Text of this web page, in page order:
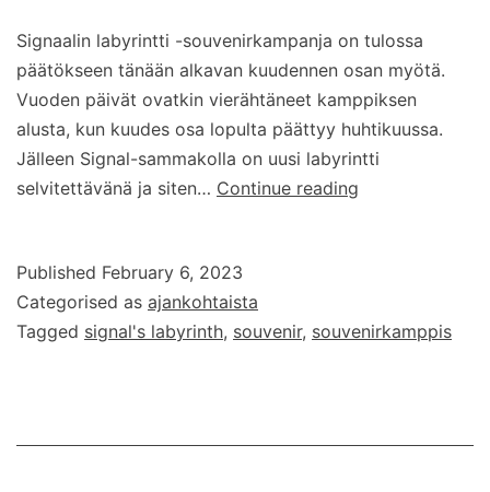
Signaalin labyrintti -souvenirkampanja on tulossa
päätökseen tänään alkavan kuudennen osan myötä.
Vuoden päivät ovatkin vierähtäneet kamppiksen
alusta, kun kuudes osa lopulta päättyy huhtikuussa.
Jälleen Signal-sammakolla on uusi labyrintti
selvitettävänä ja siten… Continue reading
Published February 6, 2023
Categorised as ajankohtaista
Tagged signal's labyrinth, souvenir, souvenirkamppis